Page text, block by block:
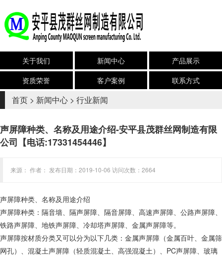
关于我们 新闻中心
产品展示
资质荣誉
客户案例 联系方式
首页 > 新闻中心 > 行业新闻
声屏障种类、名称及用途介绍-安平县茂群丝网制造有限
公司【电话:17331454446】
来源： 作者： 发布日期：2019-10-06 访问次数：2664
声屏障种类、名称及用途介绍
声屏障种类：隔音墙、隔声屏障、隔音屏障、高速声屏障、公路声屏障、
铁路声屏障、地铁声屏障、冷却塔声屏障、金属声屏障等。
声屏障按材质分类又可以分为以下几类：金属声屏障（金属百叶、金属筛
网孔）、混凝土声屏障（轻质混凝土、高强混凝土）、PC声屏障、玻璃